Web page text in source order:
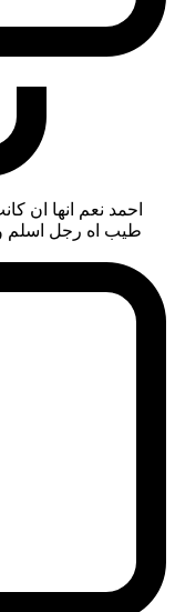
احمد نعم انها ان
طيب اه رجل اسلم